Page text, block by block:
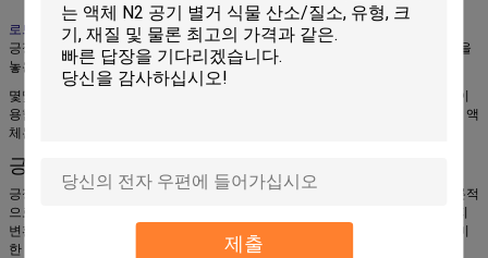
제출
로브 펌프internals
긍정 진지변환 펌프는 조정 총계를 덫을 놓고 (전치) 유동성 배출관으로 양을 덫을
놓은 강제해서 움직입니다.
몇몇 긍정 진지변환 펌프는 흡입 측에 확장 구멍 및 출력 측에 감소하는 구멍을 이
용합니다. 흡입 측에 구멍으로 펌프로 액체 교류는 확장하고 구멍이 쓰러지는 때 액
체는 출력에서 흐릅니다. 양은 가동의 각 주기를 통해서 일정합니다.
긍정 진지변환 펌프 행동과 안전
긍정 진지변환 펌프는, 원심 roto
동적인 펌프와는 다른, 상관없이 출력 압력 이론적
으로 주어진 속도 (RPM)로 동일한 교류를 일으킬 수 있습니다. 따라서, 긍정 진지
변환 펌프는
일정한 교류 기계
입니다. 그러나, 압력 증가로 내부 누설에 있는 경미
한 증가는 정말 일정한 흐름율을 방지합니다.